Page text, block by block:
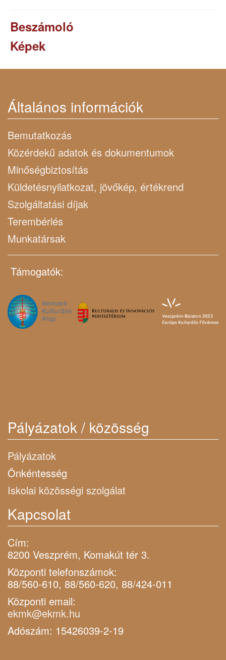
Beszámoló
Képek
Általános információk
Bemutatkozás
Közérdekű adatok és dokumentumok
Minőségbiztosítás
Küldetésnyilatkozat, jövőkép, értékrend
Szolgáltatási díjak
Terembérlés
Munkatársak
Támogatók:
Pályázatok / közösség
Pályázatok
Önkéntesség
Iskolai közösségi szolgálat
Kapcsolat
Cím:
8200 Veszprém, Komakút tér 3.
Központi telefonszámok:
88/560-610, 88/560-620, 88/424-011
Központi email:
ekmk@ekmk.hu
Adószám: 15426039-2-19